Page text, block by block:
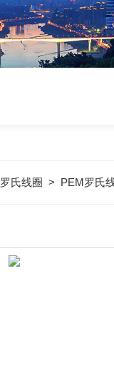
罗氏线圈 > PEM罗氏